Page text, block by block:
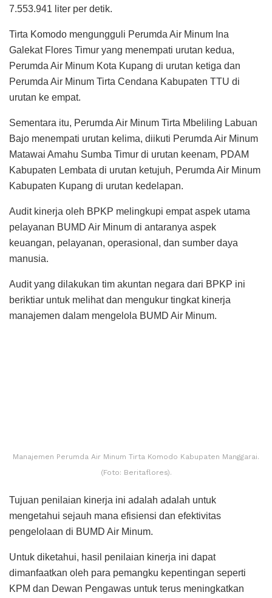
7.553.941 liter per detik.
Tirta Komodo mengungguli Perumda Air Minum Ina
Galekat Flores Timur yang menempati urutan kedua,
Perumda Air Minum Kota Kupang di urutan ketiga dan
Perumda Air Minum Tirta Cendana Kabupaten TTU di
urutan ke empat.
Sementara itu, Perumda Air Minum Tirta Mbeliling Labuan
Bajo menempati urutan kelima, diikuti Perumda Air Minum
Matawai Amahu Sumba Timur di urutan keenam, PDAM
Kabupaten Lembata di urutan ketujuh, Perumda Air Minum
Kabupaten Kupang di urutan kedelapan.
Audit kinerja oleh BPKP melingkupi empat aspek utama
pelayanan BUMD Air Minum di antaranya aspek
keuangan, pelayanan, operasional, dan sumber daya
manusia.
Audit yang dilakukan tim akuntan negara dari BPKP ini
beriktiar untuk melihat dan mengukur tingkat kinerja
manajemen dalam mengelola BUMD Air Minum.
Untuk diketahui, hasil penilaian kinerja ini dapat
dimanfaatkan oleh para pemangku kepentingan seperti
kualitas kebijakan dan kinerja Perumda Air Minum Tirta
Komodo dalam rangka mencapai target Rencana
Pembangunan Jangka Menengah Nasional (RPJMN)
tahun 2020-2024 antara lain 100% BUMD Air Minum Sehat
dan RPJMD Kabupaten Manggarai 2021-2025.
Penilaian kinerja BUMD Air Minum dilakukan dengan